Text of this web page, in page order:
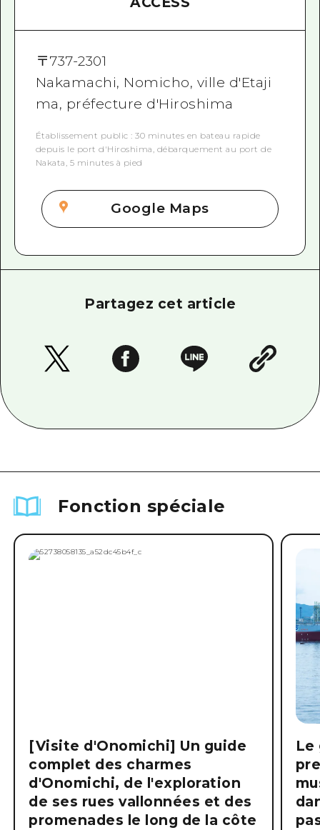
〒737-2301
Nakamachi, Nomicho, ville d'Etaji
ma, préfecture d'Hiroshima
Établissement public : 30 minutes en bateau rapide
depuis le port d'Hiroshima, débarquement au port de
Nakata, 5 minutes à pied
Google Maps
Partagez cet article
Fonction spéciale
[Visite d'Onomichi] Un guide
complet des charmes
d'Onomichi, de l'exploration
de ses rues vallonnées et des
promenades le long de la côte
Le